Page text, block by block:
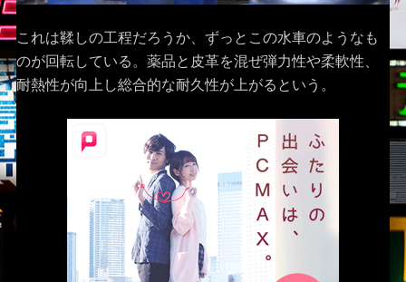
これは鞣しの工程だろうか、ずっとこの水車のようなも
のが回転している。薬品と皮革を混ぜ弾力性や柔軟性、
耐熱性が向上し総合的な耐久性が上がるという。